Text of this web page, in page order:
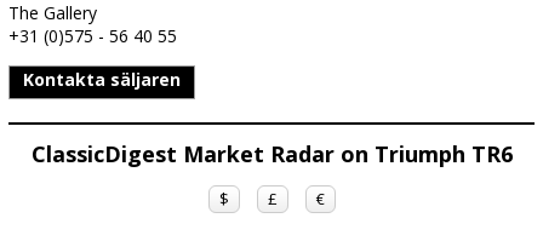
The Gallery
+31 (0)575 - 56 40 55
Kontakta säljaren
ClassicDigest Market Radar on Triumph TR6
$ £ €